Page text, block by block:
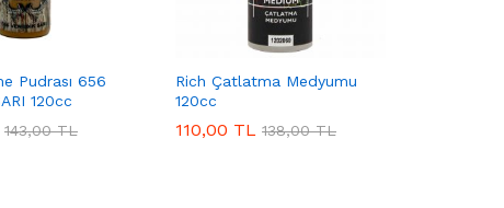
Pudrası 656
120cc
143,00TL
Rich Çatlatma Medyumu
120cc
110,00 TL 138,00TL